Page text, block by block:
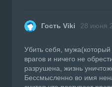
Гость Viki 28 июня
Убить себя,
врагов и ничего не
разрушена, жизнь
Бессмысленно во имя